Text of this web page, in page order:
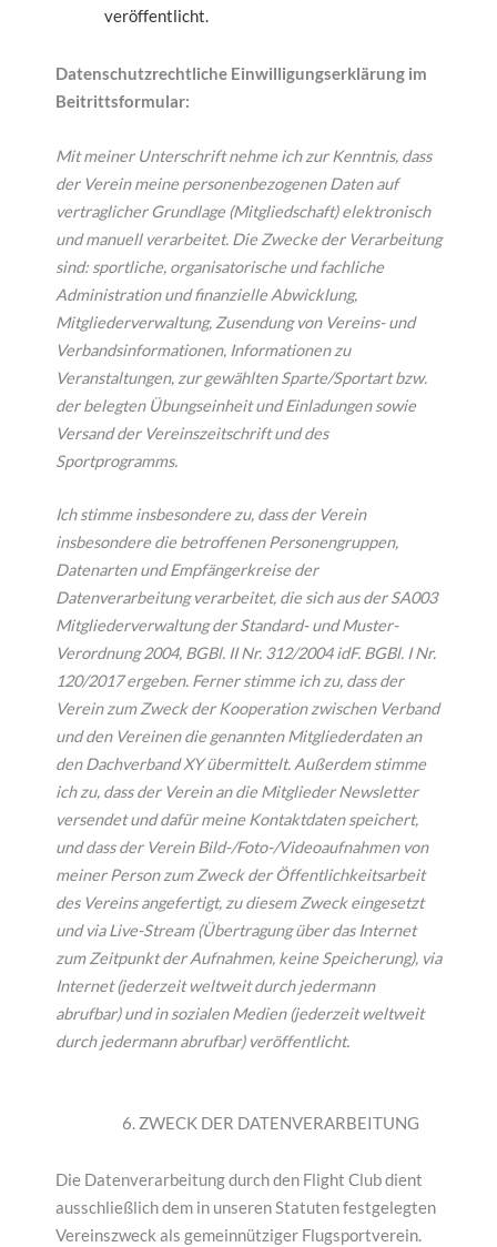
veröffentlicht.
Datenschutzrechtliche Einwilligungserklärung im
Beitrittsformular:
Mit meiner Unterschrift nehme ich zur Kenntnis, dass
der Verein meine personenbezogenen Daten auf
vertraglicher Grundlage (Mitgliedschaft) elektronisch
und manuell verarbeitet. Die Zwecke der Verarbeitung
sind: sportliche, organisatorische und fachliche
Administration und finanzielle Abwicklung,
Mitgliederverwaltung, Zusendung von Vereins- und
Verbandsinformationen, Informationen zu
Veranstaltungen, zur gewählten Sparte/Sportart bzw.
der belegten Übungseinheit und Einladungen sowie
Versand der Vereinszeitschrift und des
Sportprogramms.
Ich stimme insbesondere zu, dass der Verein
insbesondere die betroffenen Personengruppen,
Datenarten und Empfängerkreise der
Datenverarbeitung verarbeitet, die sich aus der SA003
Mitgliederverwaltung der Standard- und Muster-
Verordnung 2004, BGBl. II Nr. 312/2004 idF. BGBl. I Nr.
120/2017 ergeben. Ferner stimme ich zu, dass der
Verein zum Zweck der Kooperation zwischen Verband
und den Vereinen die genannten Mitgliederdaten an
den Dachverband XY übermittelt. Außerdem stimme
ich zu, dass der Verein an die Mitglieder Newsletter
versendet und dafür meine Kontaktdaten speichert,
und dass der Verein Bild-/Foto-/Videoaufnahmen von
meiner Person zum Zweck der Öffentlichkeitsarbeit
des Vereins angefertigt, zu diesem Zweck eingesetzt
und via Live-Stream (Übertragung über das Internet
zum Zeitpunkt der Aufnahmen, keine Speicherung), via
Internet (jederzeit weltweit durch jedermann
abrufbar) und in sozialen Medien (jederzeit weltweit
durch jedermann abrufbar) veröffentlicht.
6. ZWECK DER DATENVERARBEITUNG
Die Datenverarbeitung durch den Flight Club dient
ausschließlich dem in unseren Statuten festgelegten
Vereinszweck als gemeinnütziger Flugsportverein.